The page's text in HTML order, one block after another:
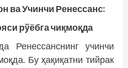
ва Учинчи Ренессанс:
рўёбга чиқмоқда
Ренессанснинг учинчи
Бу ҳақиқатни тийрак